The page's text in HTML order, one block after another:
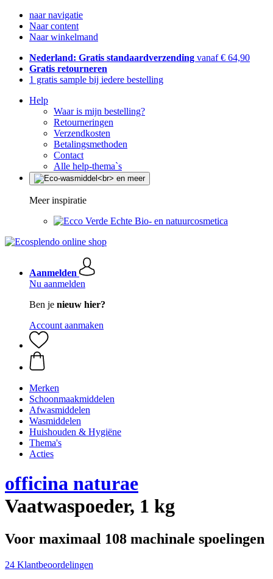
naar navigatie
Naar content
Naar winkelmand
Nederland: Gratis standaardverzending vanaf € 64,90
Gratis retourneren
1 gratis sample bij iedere bestelling
Help
Waar is mijn bestelling?
Retourneringen
Verzendkosten
Betalingsmethoden
Contact
Alle help-thema`s
Meer inspiratie
Echte Bio- en natuurcosmetica
Aanmelden
Nu aanmelden
Ben je nieuw hier?
Account aanmaken
Merken
Schoonmaakmiddelen
Afwasmiddelen
Wasmiddelen
Huishouden & Hygiëne
Thema's
Acties
officina naturae
Vaatwaspoeder, 1 kg
Voor maximaal 108 machinale spoelingen
24 Klantbeoordelingen